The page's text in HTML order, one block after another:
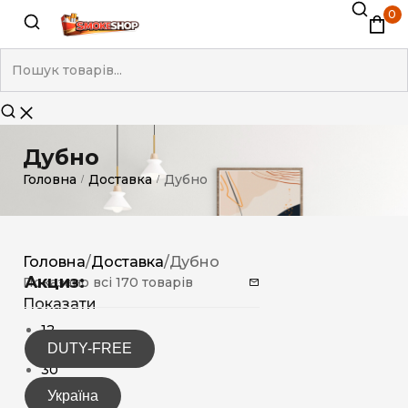
0
Дубно
Головна / Доставка / Дубно
Акциз:
DUTY-FREE
Україна
Головна/Доставка/Дубно
Показано всі 170 товарів
Показати
12
15
30